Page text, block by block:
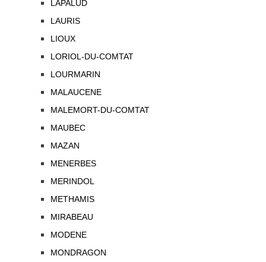
LAPALUD
LAURIS
LIOUX
LORIOL-DU-COMTAT
LOURMARIN
MALAUCENE
MALEMORT-DU-COMTAT
MAUBEC
MAZAN
MENERBES
MERINDOL
METHAMIS
MIRABEAU
MODENE
MONDRAGON